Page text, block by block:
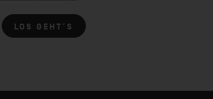
LOS GEHT´S